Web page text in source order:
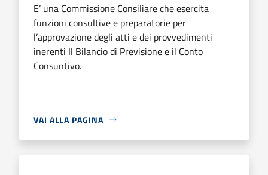
E’ una Commissione Consiliare che esercita
funzioni consultive e preparatorie per
l’approvazione degli atti e dei provvedimenti
inerenti Il Bilancio di Previsione e il Conto
Consuntivo.
VAI ALLA PAGINA